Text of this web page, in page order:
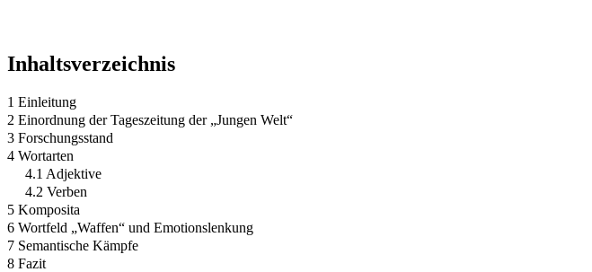
Inhaltsverzeichnis
1 Einleitung
2 Einordnung der Tageszeitung der „Jungen Welt“
3 Forschungsstand
4 Wortarten
4.1 Adjektive
4.2 Verben
5 Komposita
6 Wortfeld „Waffen“ und Emotionslenkung
7 Semantische Kämpfe
8 Fazit